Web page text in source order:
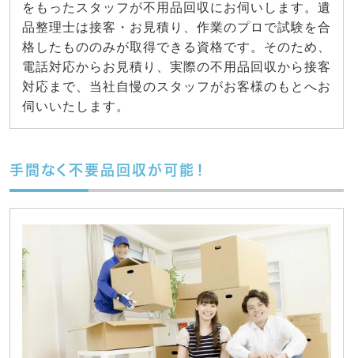
をもったスタッフが不用品回収にお伺いします。遺
品整理士は接客・お見積り、作業のプロで試験を合
格したもののみが取得できる資格です。そのため、
電話対応からお見積り、実際の不用品回収から接客
対応まで、当社自慢のスタッフがお客様のもとへお
伺いいたします。
手間なく不要品回収が可能！